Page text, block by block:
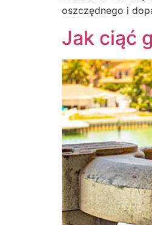
oszczędnego i
Jak ciąć